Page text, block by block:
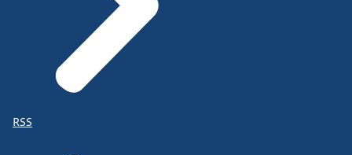
RSS